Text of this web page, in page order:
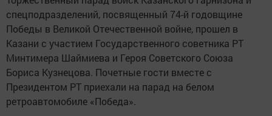
спецподразделений, посвященный 74-й годовщине
Победы в Великой Отечественной войне, прошел в
Казани с участием Государственного советника РТ
Минтимера Шаймиева и Героя Советского Союза
Бориса Кузнецова. Почетные гости вместе с
Президентом РТ приехали на парад на белом
ретроавтомобиле «Победа».